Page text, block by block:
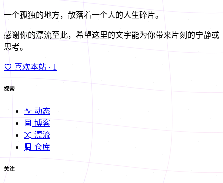
一个孤独的地方，散落着一个人的人生碎片。
感谢你的漂流至此，希望这里的文字能为你带来片刻的宁静或
思考。
喜欢本站 · 1
探索
动态
博客
漂流
仓库
关注